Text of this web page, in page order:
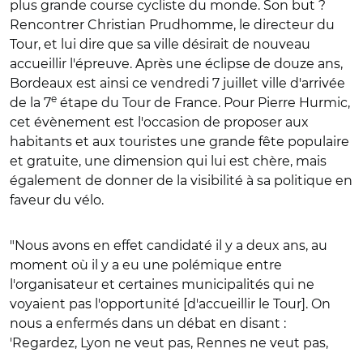
plus grande course cycliste du monde. Son but ?
Rencontrer Christian Prudhomme, le directeur du
Tour, et lui dire que sa ville désirait de nouveau
accueillir l'épreuve. Après une éclipse de douze ans,
Bordeaux est ainsi ce vendredi 7 juillet ville d'arrivée
de la 7e étape du Tour de France. Pour Pierre Hurmic,
cet évènement est l'occasion de proposer aux
habitants et aux touristes une grande fête populaire
et gratuite, une dimension qui lui est chère, mais
également de donner de la visibilité à sa politique en
faveur du vélo.
"Nous avons en effet candidaté il y a deux ans, au
moment où il y a eu une polémique entre
l'organisateur et certaines municipalités qui ne
voyaient pas l'opportunité [d'accueillir le Tour]. On
nous a enfermés dans un débat en disant :
'Regardez, Lyon ne veut pas, Rennes ne veut pas,